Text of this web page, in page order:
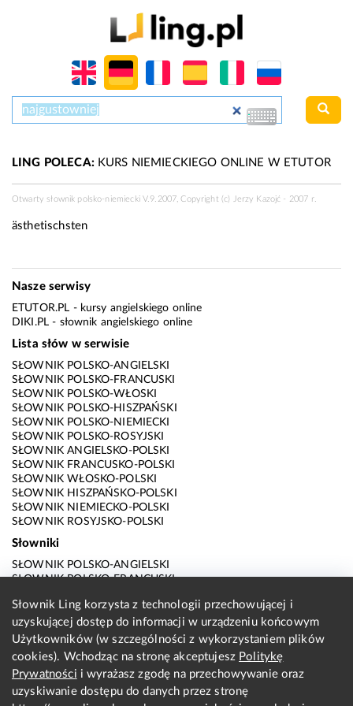
LING POLECA:KURS NIEMIECKIEGO ONLINE W ETUTOR
Otwarty słownik polsko-niemiecki V.9.2007, Copyright (c) Jerzy Kazojć - 2007 r.
ästhetischsten
Nasze serwisy
ETUTOR.PL - kursy angielskiego online
DIKI.PL - słownik angielskiego online
Lista słów w serwisie
SŁOWNIK POLSKO-ANGIELSKI
SŁOWNIK POLSKO-FRANCUSKI
SŁOWNIK POLSKO-WŁOSKI
SŁOWNIK POLSKO-HISZPAŃSKI
SŁOWNIK POLSKO-NIEMIECKI
SŁOWNIK POLSKO-ROSYJSKI
SŁOWNIK ANGIELSKO-POLSKI
SŁOWNIK FRANCUSKO-POLSKI
SŁOWNIK WŁOSKO-POLSKI
SŁOWNIK HISZPAŃSKO-POLSKI
SŁOWNIK NIEMIECKO-POLSKI
SŁOWNIK ROSYJSKO-POLSKI
Słowniki
SŁOWNIK POLSKO-ANGIELSKI
SŁOWNIK POLSKO-FRANCUSKI
SŁOWNIK POLSKO-HISZPAŃSKI
SŁOWNIK POLSKO-NIEMIECKI
SŁOWNIK POLSKO-ROSYJSKI
SŁOWNIK ANGIELSKO-POLSKI
SŁOWNIK FRANCUSKO-POLSKI
SŁOWNIK WŁOSKO-POLSKI
SŁOWNIK HISZPAŃSKO-POLSKI
Słownik Ling korzysta z technologii przechowującej i
uzyskującej dostęp do informacji w urządzeniu końcowym
Użytkowników (w szczególności z wykorzystaniem plików
cookies). Wchodząc na stronę akceptujesz Politykę
Prywatności i wyrażasz zgodę na przechowywanie oraz
uzyskiwanie dostępu do danych przez stronę